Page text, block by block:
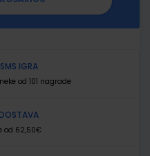
IGRA
od 101 nagrade
od 62,50€